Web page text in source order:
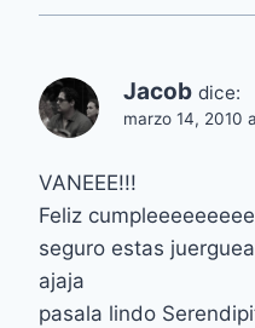
Jacob dice:
marzo 14, 2010
VANEEE!!!
Feliz
seguro estas
ajaja
pasala lindo